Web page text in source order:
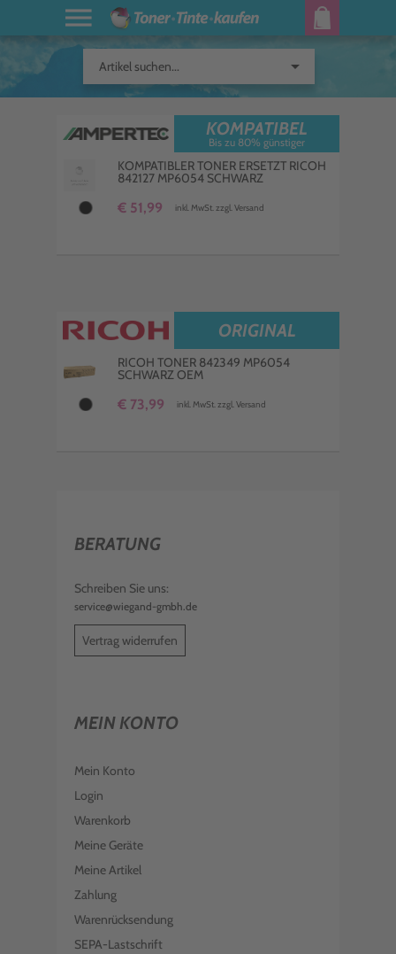
Artikel suchen... arrow_drop_down
KOMPATIBEL
Bis zu 80% günstiger
KOMPATIBLER TONER ERSETZT RICOH
842127 MP6054 SCHWARZ
€ 51,99 inkl. MwSt. zzgl. Versand
ORIGINAL
RICOH TONER 842349 MP6054
SCHWARZ OEM
€ 73,99 inkl. MwSt. zzgl. Versand
BERATUNG
Schreiben Sie uns:
service@wiegand-gmbh.de
Vertrag widerrufen
MEIN KONTO
Mein Konto
Login
Warenkorb
Meine Geräte
Meine Artikel
Zahlung
Warenrücksendung
SEPA-Lastschrift